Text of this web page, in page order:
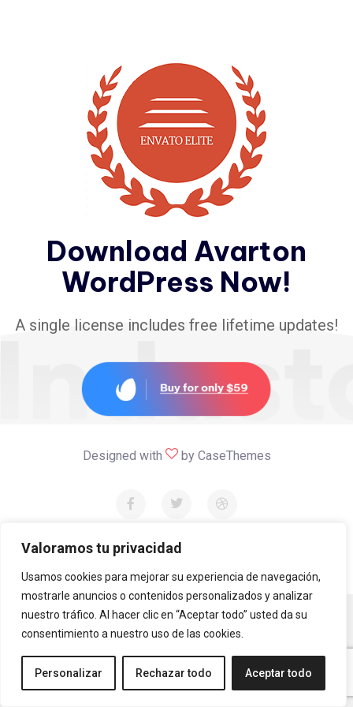
Valoramos tu privacidad
Usamos cookies para mejorar su experiencia de navegación,
mostrarle anuncios o contenidos personalizados y analizar
nuestro tráfico. Al hacer clic en “Aceptar todo” usted da su
consentimiento a nuestro uso de las cookies.
Personalizar Rechazar todo Aceptar todo
Download Avarton
WordPress Now!
A single license includes free lifetime updates!
Designed with by CaseThemes